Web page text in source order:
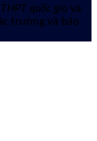
quốc gia và
trường và báo